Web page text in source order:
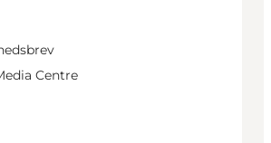
Centre